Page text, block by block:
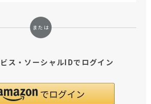
ス・ソーシャルIDでログイン